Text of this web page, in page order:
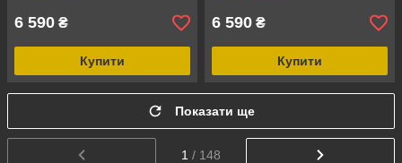
6 590 ₴
Купити
6 590 ₴
Купити
Показати ще
1 / 148